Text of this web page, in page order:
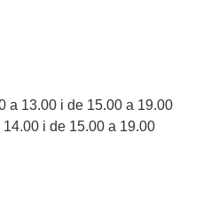
a 13.00 i de 15.00 a 19.00
i de 15.00 a 19.00